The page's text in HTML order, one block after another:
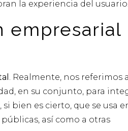
la experiencia del usuario.
empresarial
. Realmente, nos referimos
en su conjunto, para
bien es cierto, que se usa
así como a otras